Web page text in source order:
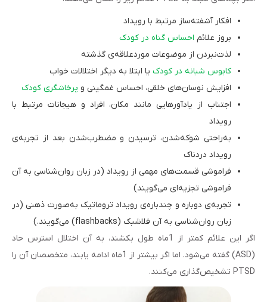
افکار آشفته‌ساز مرتبط با رویداد
بروز علائم احساس گناه در کودک
لذت‌نبردن از موضوعات موردعلاقه‌ی گذشته
کابوس شبانه در کودک یا ابتلا به دیگر اختلالات خواب
افزایش نوسان‌های خلقی، احساس غمگینی و پرخاشگری کودک
اجتناب از یادآورهایی مانند مکان، افراد و هیجانات مرتبط با
رویداد
به‌راحتی شوکه‌شدن، ترسیدن و مضطرب‌شدن بعد از تجربه‌ی
رویداد دردناک
فراموشی قسمت‌های مهمی از رویداد (در زبان روان‌شناسی به آن
فراموشی تجزیه‌ای می‌گویند)
تجربه‌ی دوباره‌ و چندباره‌ی رویداد تروماتیک به‌صورت ذهنی (در
زبان روان‌شناسی به آن فلاشبک (flashbacks) می‌گویند.)
اگر این علائم کمتر از 1ماه طول بکشند، به آن اختلال استرس حاد
(ASD) گفته می‌شود. اما اگر بیشتر از 1ماه ادامه یابند، متخصصان آن را
PTSD تشخیص‌گذاری می‌کنند.